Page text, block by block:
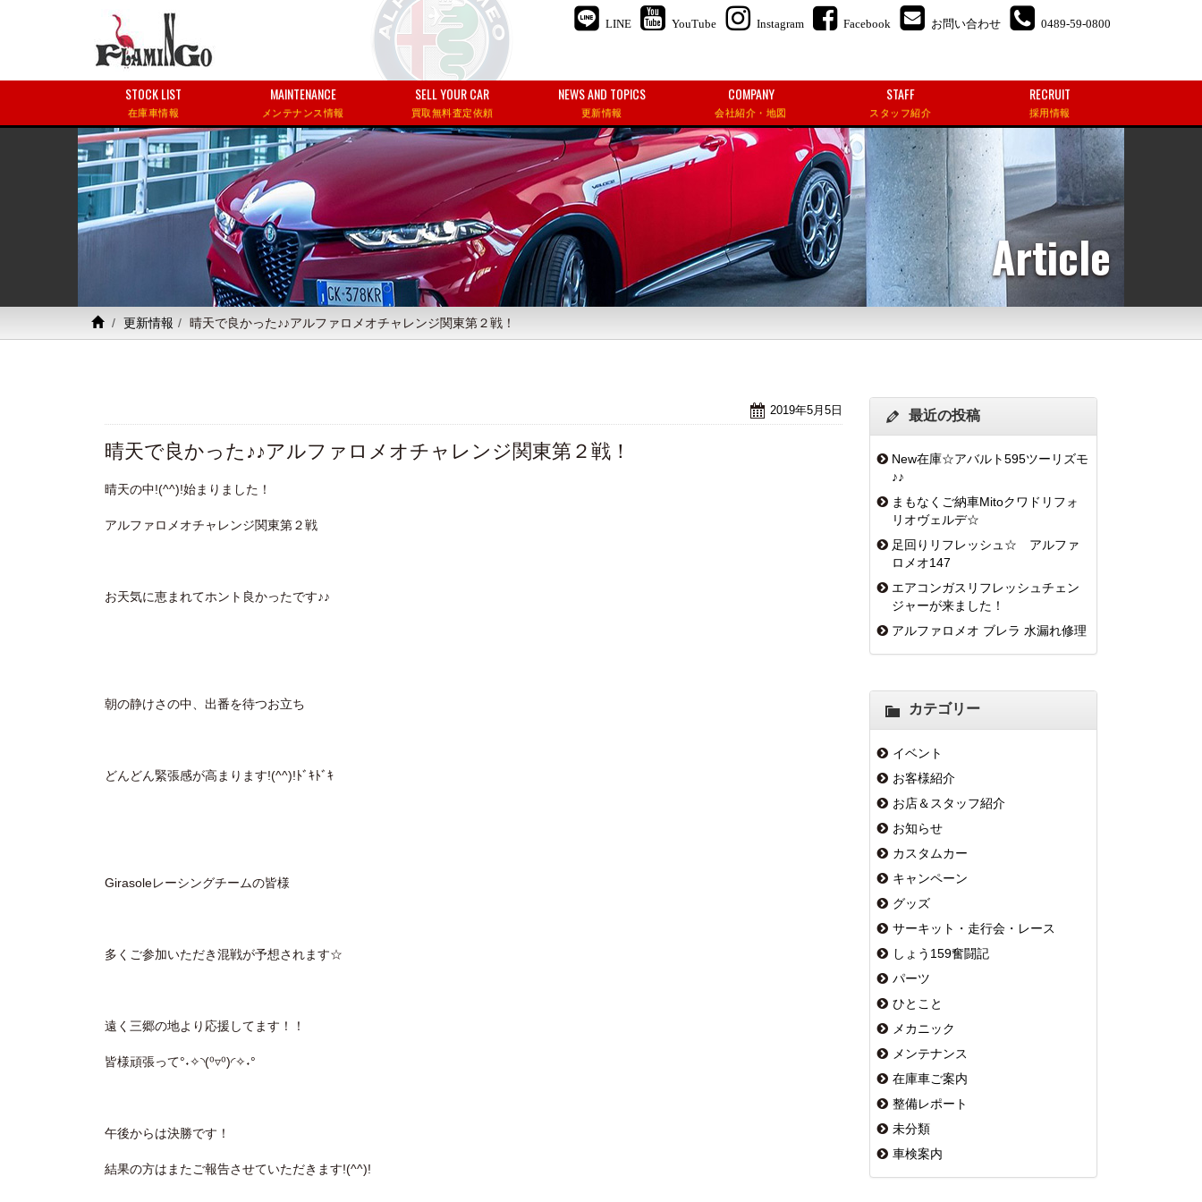
LINE YouTube Instagram Facebook お問い合わせ 0489-59-0800
STOCK LIST
在庫車情報
MAINTENANCE
メンテナンス情報
SELL YOUR CAR
買取無料査定依頼
NEWS AND TOPICS
更新情報
COMPANY
会社紹介・地図
STAFF
スタッフ紹介
RECRUIT
採用情報
Article
更新情報 晴天で良かった♪♪アルファロメオチャレンジ関東第２戦！
2019年5月5日
晴天で良かった♪♪アルファロメオチャレンジ関東第２戦！
晴天の中!(^^)!始まりました！
アルファロメオチャレンジ関東第２戦
お天気に恵まれてホント良かったです♪♪
朝の静けさの中、出番を待つお立ち
どんどん緊張感が高まります!(^^)!ﾄﾞｷﾄﾞｷ
Girasoleレーシングチームの皆様
多くご参加いただき混戦が予想されます☆
遠く三郷の地より応援してます！！
皆様頑張って°˖✧◝(⁰▿⁰)◜✧˖°
午後からは決勝です！
結果の方はまたご報告させていただきます!(^^)!
最近の投稿
New在庫☆アバルト595ツーリズモ
♪♪
まもなくご納車Mitoクワドリフォ
リオヴェルデ☆
足回りリフレッシュ☆ アルファ
ロメオ147
エアコンガスリフレッシュチェン
ジャーが来ました！
アルファロメオ ブレラ 水漏れ修理
カテゴリー
イベント
お客様紹介
お店＆スタッフ紹介
お知らせ
カスタムカー
キャンペーン
グッズ
サーキット・走行会・レース
しょう159奮闘記
パーツ
ひとこと
メカニック
メンテナンス
在庫車ご案内
整備レポート
未分類
車検案内